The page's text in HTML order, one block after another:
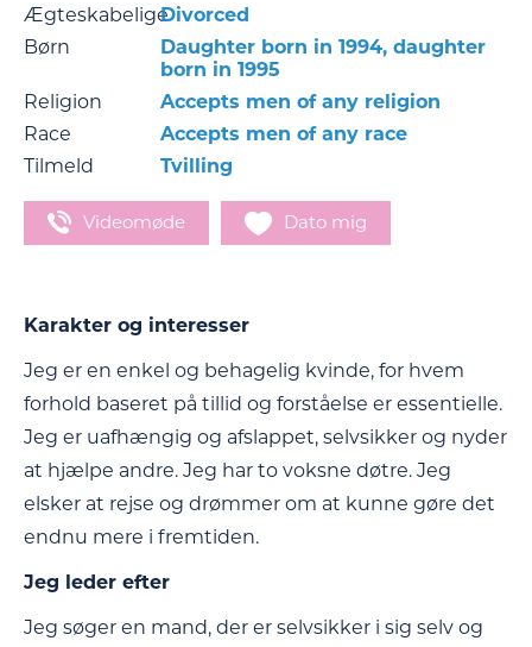
ÆgteskabeligeDivorced
Børn
Daughter born in 1994, daughter
born in 1995
Religion
Accepts men of any religion
Race
Accepts men of any race
Tilmeld
Tvilling
Videomøde Dato mig
Karakter og interesser
Jeg er en enkel og behagelig kvinde, for hvem
forhold baseret på tillid og forståelse er essentielle.
Jeg er uafhængig og afslappet, selvsikker og nyder
at hjælpe andre. Jeg har to voksne døtre. Jeg
elsker at rejse og drømmer om at kunne gøre det
endnu mere i fremtiden.
Jeg leder efter
Jeg søger en mand, der er selvsikker i sig selv og